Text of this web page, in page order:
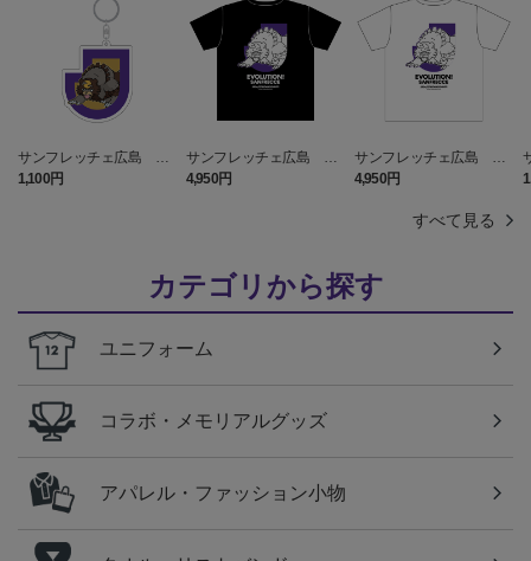
サンフレッチェ広島 ガ
チグマ キーホルダー
1,100円
サンフレッチェ広島 ガ
チグマ Tシャツ BLACK
4,950円
サンフレッチェ広島 ガ
チグマ Tシャツ WHITE
4,950円
すべて見る
カテゴリから探す
ユニフォーム
コラボ・メモリアルグッズ
アパレル・ファッション小物